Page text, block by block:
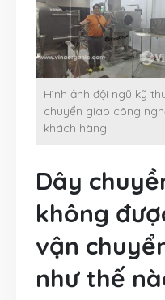
Hình ảnh đội ngũ kỹ
chuyển giao công
khách hàng.
Dây
không
vận
như thế